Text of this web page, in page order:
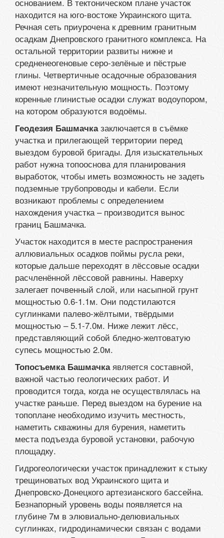
находится на юго-востоке Украинского щита.
Речная сеть приурочена к древним гранитным
осадкам Днепровского гранитного комплекса. На
остальной территории развиты нижне и
средненеогеновые серо-зелёные и пёстрые
глины. Четвертичные осадочные образования
имеют незначительную мощность. Поэтому
коренные глинистые осадки служат водоупором,
на котором образуются водоёмы.
Геодезия Башмачказаключается в съёмке
участка и прилегающей территории перед
выездом буровой бригады. Для изыскательных
работ нужна топооснова для планирования
выработок, чтобы иметь возможность не задеть
подземные трубопроводы и кабели. Если
возникают проблемы с определением
нахождения участка – производится вынос
границ Башмачка.
Участок находится в месте распространения
аллювиальных осадков поймы русла реки,
которые дальше переходят в лёссовые осадки
расчленённой лёссовой равнины. Наверху
залегает почвенный слой, или насыпной грунт
мощностью 0.6-1.1м. Они подстилаются
суглинками палево-жёлтыми, твёрдыми
мощностью – 5.1-7.0м. Ниже лежит лёсс,
представляющий собой бледно-желтоватую
супесь мощностью 2.0м.
Топосъемка Башмачка является составной,
важной частью геологических работ. И
проводится тогда, когда не осуществлялась на
участке раньше. Перед выездом на бурение на
топоплане необходимо изучить местность,
наметить скважины для бурения, наметить
места подъезда буровой установки, рабочую
площадку.
Гидрогеологически участок принадлежит к стыку
трещиноватых вод Украинского щита и
Днепровско-Донецкого артезианского бассейна.
Безнапорный уровень воды появляется на
глубине 7м в элювиально-делювиальных
суглинках, гидродинамически связан с водами